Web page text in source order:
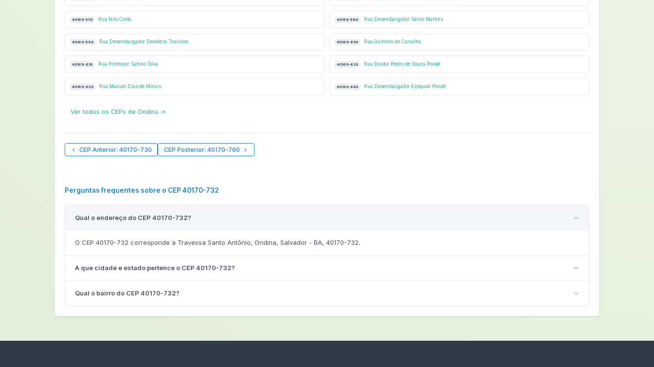
40169-570 Rua Nita Costa 40169-580 Rua Desembargador Sálvio Martins
40169-590 Rua Desembargador Demétrio Tourinho 40169-600 Rua Quintino de Carvalho
40169-610 Rua Professor Sabino Silva 40169-620 Rua Doutor Pedro de Souza Pondé
40169-630 Rua Manuel Dias de Morais 40169-640 Rua Desembargador Ezequiel Pondé
Ver todos os CEPs de Ondina →
CEP Anterior: 40170-730 CEP Posterior: 40170-760
Perguntas frequentes sobre o CEP 40170-732
Qual o endereço do CEP 40170-732?
O CEP 40170-732 corresponde a Travessa Santo Antônio, Ondina, Salvador - BA, 40170-732.
A que cidade e estado pertence o CEP 40170-732?
Qual o bairro do CEP 40170-732?